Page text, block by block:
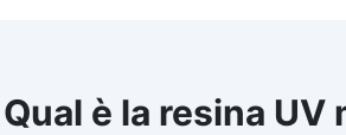
Qual è la resina UV